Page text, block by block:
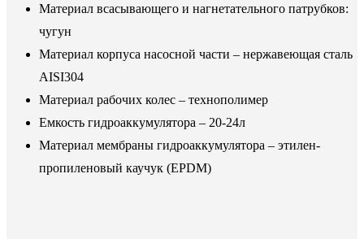
Материал всасывающего и нагнетательного патрубков:
чугун
Материал корпуса насосной части – нержавеющая сталь
AISI304
Материал рабочих колес – технополимер
Емкость гидроаккумулятора – 20-24л
Материал мембраны гидроаккумулятора – этилен-
пропиленовый каучук (EPDM)